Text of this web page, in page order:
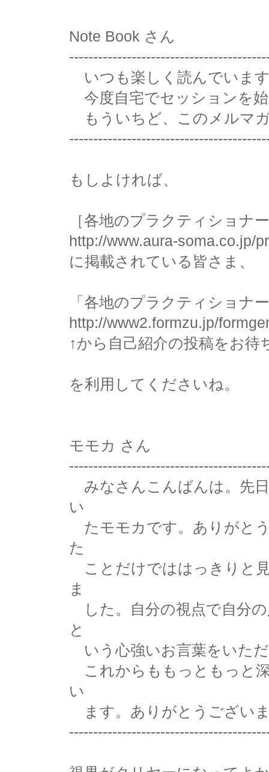
Note Book さん
いつも楽しく読んでいま
今度自宅でセッションを
もういちど、このメルマ
もしよければ、
［各地のプラクティショナ
http://www.aura-soma.co.jp/
に掲載されている皆さま、
「各地のプラクティショナ
http://www2.formzu.jp/
↑から自己紹介の投稿をお待
を利用してくださいね。
モモカ さん
みなさんこんばんは。先
い
たモモカです。ありがと
た
ことだけでははっきりと
ま
した。自分の視点で自分
と
いう心強いお言葉をいた
これからももっともっと
い
ます。ありがとうござい